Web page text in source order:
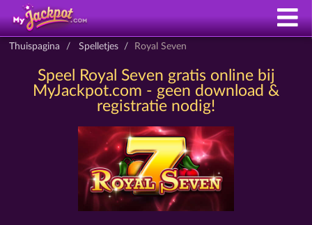
Thuispagina Spelletjes Royal Seven
Speel Royal Seven gratis online bij
MyJackpot.com - geen download &
registratie nodig!